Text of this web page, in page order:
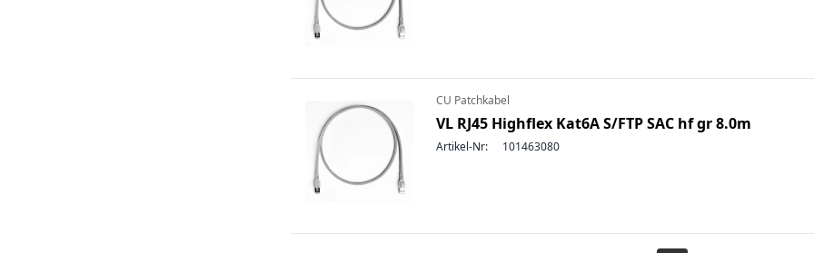
CU Patchkabel
VL RJ45 Highflex Kat6A S/FTP SAC hf gr 8.0m
Artikel-Nr: 101463080